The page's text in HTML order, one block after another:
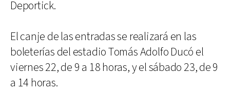
Deportick.
El canje de las entradas se realizará en las
boleterías del estadio Tomás Adolfo Ducó el
viernes 22, de 9 a 18 horas, y el sábado 23, de 9
a 14 horas.